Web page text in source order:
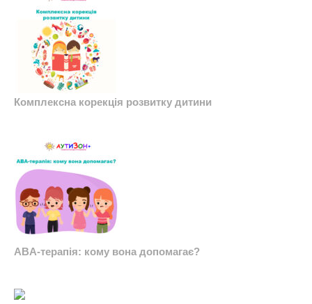
Комплексна корекція розвитку дитини
ABA-терапія: кому вона допомагає?